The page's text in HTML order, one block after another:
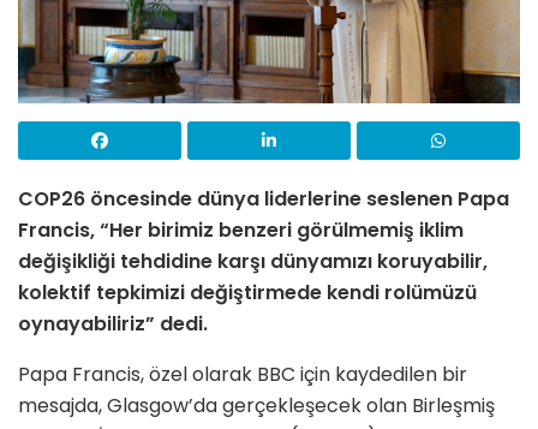
COP26 öncesinde dünya liderlerine seslenen Papa
Francis, “Her birimiz benzeri görülmemiş iklim
değişikliği tehdidine karşı dünyamızı koruyabilir,
kolektif tepkimizi değiştirmede kendi rolümüzü
oynayabiliriz” dedi.
Papa Francis, özel olarak BBC için kaydedilen bir
mesajda, Glasgow’da gerçekleşecek olan Birleşmiş